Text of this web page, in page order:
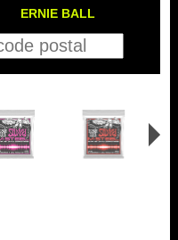
ERNIE BALL